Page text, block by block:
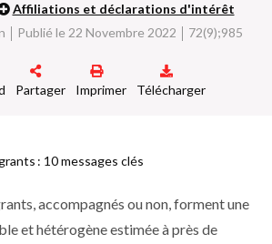
ss
Affiliations et déclarations d'intérêt
Publié le 22 Novembre 2022 72(9);985
Partager Imprimer Télécharger
: 10 messages clés
accompagnés ou non, forment une
et hétérogène estimée à près de